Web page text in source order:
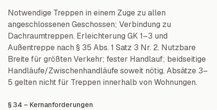
Notwendige Treppen in einem Zuge zu allen
angeschlossenen Geschossen; Verbindung zu
Dachraumtreppen. Erleichterung GK 1–3 und
Außentreppe nach § 35 Abs. 1 Satz 3 Nr. 2. Nutzbare
Breite für größten Verkehr; fester Handlauf; beidseitige
Handläufe/Zwischenhandläufe soweit nötig. Absätze 3–
5 gelten nicht für Treppen innerhalb von Wohnungen.
§ 34 – Kernanforderungen